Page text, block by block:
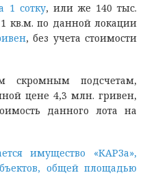
1 сотку, или же 140 тыс.
кв.м. по данной локации
, без учета стоимости
скромным подсчетам,
цене 4,3 млн. гривен,
данного лота на
имущество «КАРЗа»,
общей площадью